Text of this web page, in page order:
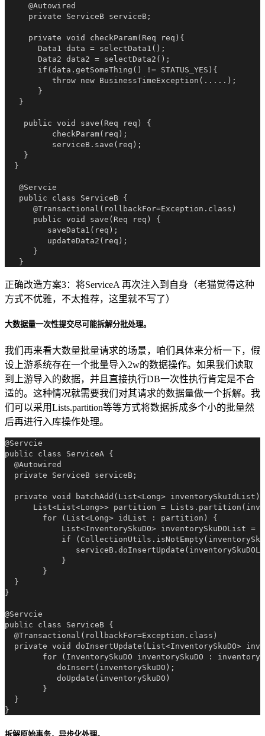
     @Autowired
     private ServiceB serviceB;
     private void checkParam(Req req){
       Data1 data = selectData1();
       Data2 data2 = selectData2();
       if(data.getSomeThing() != STATUS_YES){
          throw new BusinessTimeException(.....);
       }
   }
    public void save(Req req) {
          checkParam(req);
          serviceB.save(req);
    }
  }
   @Servcie
   public class ServiceB {
      @Transactional(rollbackFor=Exception.class)
      public void save(Req req) {
         saveData1(req);
         updateData2(req);
      }
正确改造方案3：将ServiceA 再次注入到自身（老猫觉得这种
方式不优雅，不太推荐，这里就不写了）
大数据量一次性提交尽可能拆解分批处理。
我们再来看大数量批量请求的场景，咱们具体来分析一下，假
设上游系统存在一个批量导入2w的数据操作。如果我们读取
到上游导入的数据，并且直接执行DB一次性执行肯定是不合
适的。这种情况就需要我们对其请求的数据量做一个拆解。我
们可以采用Lists.partition等等方式将数据拆成多个小的批量然
后再进行入库操作处理。
@Servcie
public class ServiceA {
  @Autowired
  private ServiceB serviceB;
  private void batchAdd(List<Long> inventorySkuIdList){
List<List<Long>> partition =
        for (List<Long> idList : partition) {
List<InventorySkuDO> inventorySkuDOList =
if
            }
        }
  }
}
@Servcie
public class ServiceB {
  @Transactional(rollbackFor=Exception.class)
private void doInsertUpdate(List<InventorySkuDO>
for (InventorySkuDO inventorySkuDO :
           doInsert(inventorySkuDO);
           doUpdate(inventorySkuDO)
        }
  }